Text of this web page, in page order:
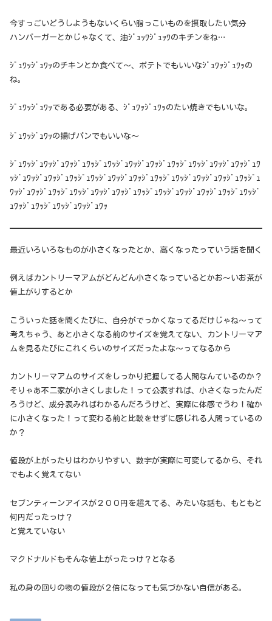
今すっごいどうしようもないくらい脂っこいものを摂取したい気分
ハンバーガーとかじゃなくて、油ｼﾞｭｯﾜｼﾞｭｯﾜのキチンをね…
ｼﾞｭﾜｯｼﾞｭﾜｯのチキンとか食べて～、ポテトでもいいなｼﾞｭﾜｯｼﾞｭﾜｯの
ね。
ｼﾞｭﾜｯｼﾞｭﾜｯである必要がある、ｼﾞｭﾜｯｼﾞｭﾜｯのたい焼きでもいいな。
ｼﾞｭﾜｯｼﾞｭﾜｯの揚げパンでもいいな～
ｼﾞｭﾜｯｼﾞｭﾜｯｼﾞｭﾜｯｼﾞｭﾜｯｼﾞｭﾜｯｼﾞｭﾜｯｼﾞｭﾜｯｼﾞｭﾜｯｼﾞｭﾜｯｼﾞｭﾜｯｼﾞｭﾜｯｼﾞｭﾜ
ｯｼﾞｭﾜｯｼﾞｭﾜｯｼﾞｭﾜｯｼﾞｭﾜｯｼﾞｭﾜｯｼﾞｭﾜｯｼﾞｭﾜｯｼﾞｭﾜｯｼﾞｭﾜｯｼﾞｭﾜｯｼﾞｭﾜｯｼﾞｭ
ﾜｯｼﾞｭﾜｯｼﾞｭﾜｯｼﾞｭﾜｯｼﾞｭﾜｯｼﾞｭﾜｯｼﾞｭﾜｯｼﾞｭﾜｯｼﾞｭﾜｯｼﾞｭﾜｯｼﾞｭﾜｯｼﾞｭﾜｯｼﾞ
ｭﾜｯｼﾞｭﾜｯｼﾞｭﾜｯｼﾞｭﾜｯｼﾞｭﾜｯ
最近いろいろなものが小さくなったとか、高くなったっていう話を聞く
例えばカントリーマアムがどんどん小さくなっているとかお～いお茶が
値上がりするとか
こういった話を聞くたびに、自分がでっかくなってるだけじゃね～って
考えちゃう、あと小さくなる前のサイズを覚えてない、カントリーマア
ムを見るたびにこれくらいのサイズだったよな～ってなるから
カントリーマアムのサイズをしっかり把握してる人間なんているのか？
そりゃあ不二家が小さくしました！って公表すれば、小さくなったんだ
ろうけど、成分表みればわかるんだろうけど、実際に体感でうわ！確か
に小さくなった！って変わる前と比較をせずに感じれる人間っているの
か？
値段が上がったりはわかりやすい、数字が実際に可変してるから、それ
でもよく覚えてない
セブンティーンアイスが２００円を超えてる、みたいな話も、もともと
何円だったっけ？
と覚えていない
マクドナルドもそんな値上がったっけ？となる
私の身の回りの物の値段が２倍になっても気づかない自信がある。